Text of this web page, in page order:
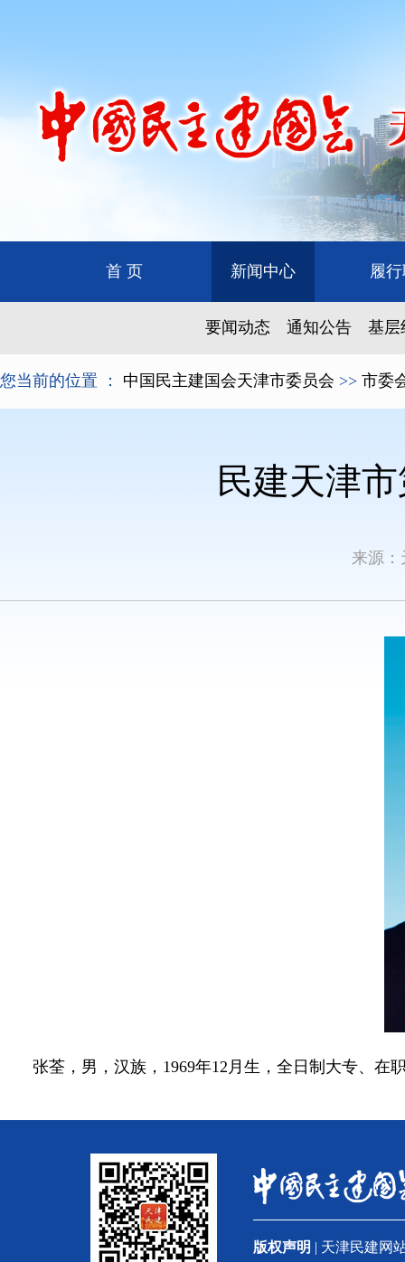
首 页 新闻中心 履
要闻动态 通知公告 基层
您当前的位置 ： 中国民主建国会天津市委员会 >> 市委
民建天津
来源
张荃，男，汉族，1969年12月生，全日制大专、在
版权声明 | 天津民建网